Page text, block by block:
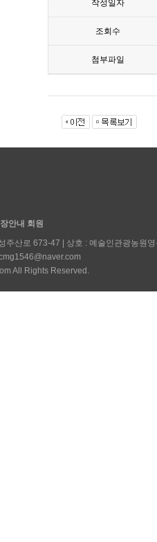
작성일자
조회수
첨부파일
안내 회원
주산로 673-47 | 상호 : 예술인관광농원
All Rights Reserved.